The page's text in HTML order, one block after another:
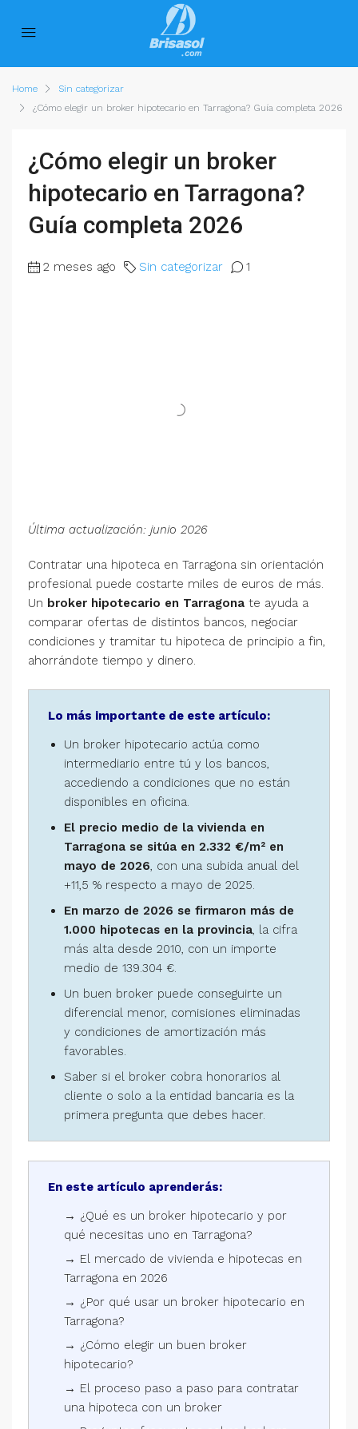
Home
Sin categorizar
¿Cómo elegir un broker hipotecario en Tarragona? Guía completa 2026
¿Cómo elegir un broker
hipotecario en Tarragona?
Guía completa 2026
2 meses ago Sin categorizar 1
Última actualización: junio 2026
Contratar una hipoteca en Tarragona sin orientación
profesional puede costarte miles de euros de más.
Un broker hipotecario en Tarragona te ayuda a
comparar ofertas de distintos bancos, negociar
condiciones y tramitar tu hipoteca de principio a fin,
ahorrándote tiempo y dinero.
Lo más importante de este artículo:
Un broker hipotecario actúa como
intermediario entre tú y los bancos,
accediendo a condiciones que no están
disponibles en oficina.
El precio medio de la vivienda en
Tarragona se sitúa en 2.332 €/m² en
mayo de 2026, con una subida anual del
+11,5 % respecto a mayo de 2025.
En marzo de 2026 se firmaron más de
1.000 hipotecas en la provincia, la cifra
más alta desde 2010, con un importe
medio de 139.304 €.
Un buen broker puede conseguirte un
diferencial menor, comisiones eliminadas
y condiciones de amortización más
favorables.
Saber si el broker cobra honorarios al
cliente o solo a la entidad bancaria es la
primera pregunta que debes hacer.
En este artículo aprenderás:
→ ¿Qué es un broker hipotecario y por
qué necesitas uno en Tarragona?
→ El mercado de vivienda e hipotecas en
Tarragona en 2026
→ ¿Por qué usar un broker hipotecario en
Tarragona?
→ ¿Cómo elegir un buen broker
hipotecario?
→ El proceso paso a paso para contratar
una hipoteca con un broker